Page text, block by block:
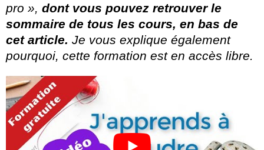
pro », dont vous pouvez retrouver le
sommaire de tous les cours, en bas de
cet article. Je vous explique également
pourquoi, cette formation est en accès libre.